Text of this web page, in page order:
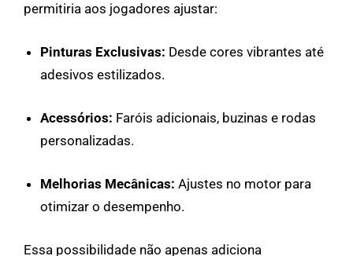
permitiria aos jogadores ajustar:
Pinturas Exclusivas: Desde cores vibrantes até
adesivos estilizados.
Acessórios: Faróis adicionais, buzinas e rodas
personalizadas.
Melhorias Mecânicas: Ajustes no motor para
otimizar o desempenho.
Essa possibilidade não apenas adiciona